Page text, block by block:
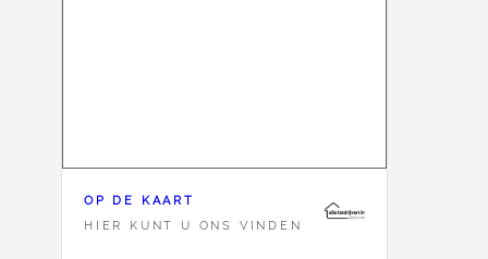
OP DE KAART
HIER KUNT U ONS VINDEN